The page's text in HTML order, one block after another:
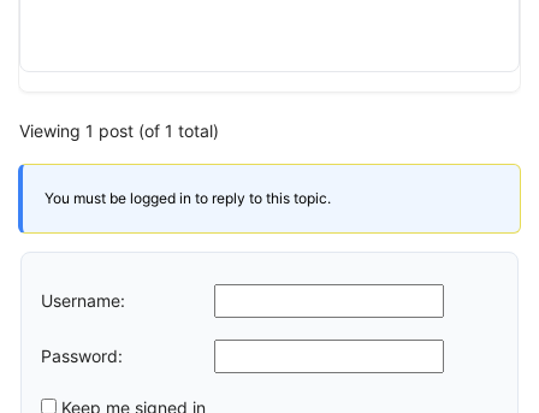
Viewing 1 post (of 1 total)
You must be logged in to reply to this topic.
Username:
Password:
Keep me signed in